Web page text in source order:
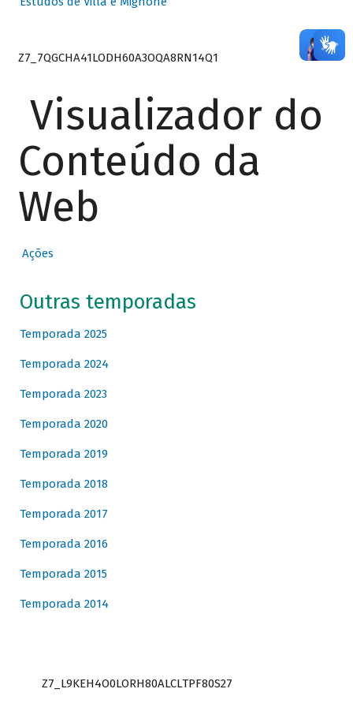
Z7_7QGCHA41LODH60A3OQA8RN14Q1
Visualizador do
Conteúdo da
Web
Ações
Outras temporadas
Temporada 2025
Temporada 2024
Temporada 2023
Temporada 2020
Temporada 2019
Temporada 2018
Temporada 2017
Temporada 2016
Temporada 2015
Temporada 2014
Z7_L9KEH4O0LORH80ALCLTPF80S27